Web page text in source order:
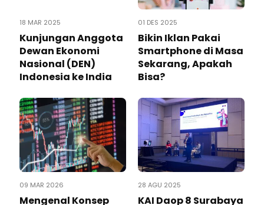
18 MAR 2025
Kunjungan Anggota
Dewan Ekonomi
Nasional (DEN)
Indonesia ke India
01 DES 2025
Bikin Iklan Pakai
Smartphone di Masa
Sekarang, Apakah
Bisa?
09 MAR 2026
Mengenal Konsep
28 AGU 2025
KAI Daop 8 Surabaya